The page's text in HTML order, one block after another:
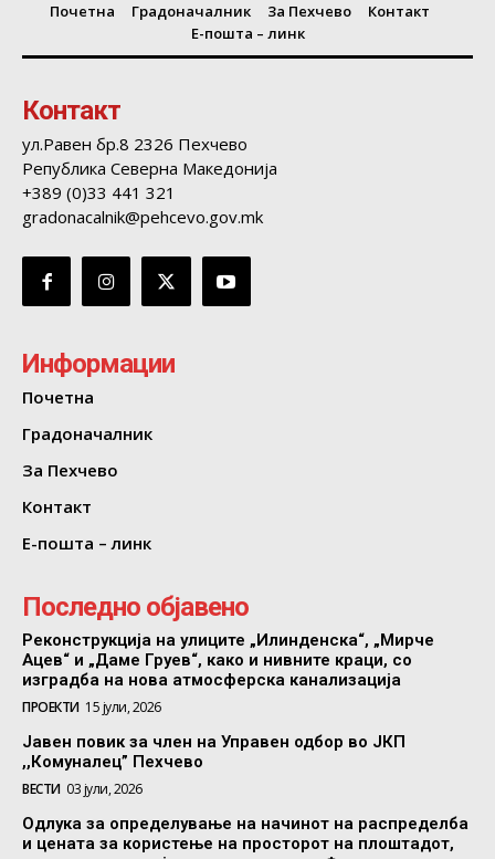
Почетна Градоначалник За Пехчево
Контакт
Е-пошта – линк
Контакт
ул.Равен бр.8 2326 Пехчево
Република Северна Македонија
+389 (0)33 441 321
gradonacalnik@pehcevo.gov.mk
Информации
Почетна
Градоначалник
За Пехчево
Контакт
Е-пошта – линк
Последно објавено
Реконструкција на улиците „Илинденска“, „Мирче
Ацев“ и „Даме Груев“, како и нивните краци, со
изградба на нова атмосферска канализација
ПРОЕКТИ 15 јули, 2026
Јавен повик за член на Управен одбор во ЈКП
,,Комуналец” Пехчево
ВЕСТИ 03 јули, 2026
Одлука за определување на начинот на распределба
и цената за користење на просторот на плоштадот,